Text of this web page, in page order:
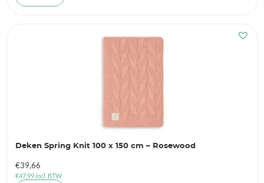
Deken Spring Knit 100 x 150 cm – Rosewood
€39,66
€47,99incl. BTW